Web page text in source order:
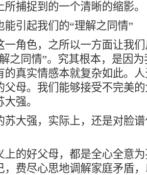
捕捉到的一个清晰的缩影。
引起我们的“理解之同情”
色，之所以一方面让我们
之同情”。究其根本，是因
的真实情感本就复杂如此。
父母。我们能够接受不完美
强。
强，实际上，还是对脸谱
好父母，都是全心全意为
，费尽心思地调解家庭矛盾